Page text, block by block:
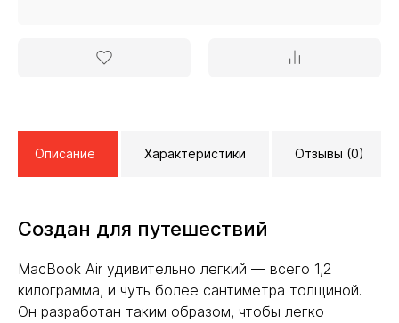
Описание Характеристики Отзывы (0)
Создан для путешествий
MacBook Air удивительно легкий — всего 1,2
килограмма, и чуть более сантиметра толщиной.
Он разработан таким образом, чтобы легко